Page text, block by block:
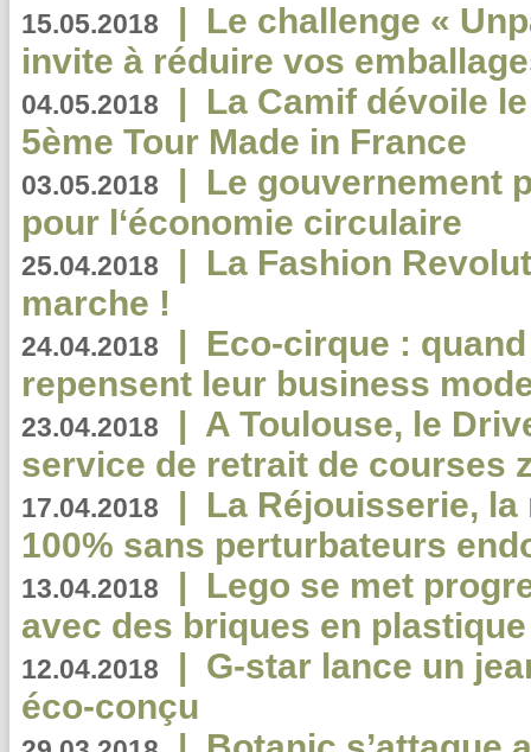
15.05.2018 | Le challenge «
invite à réduire vos
04.05.2018 | La Camif dévoile
5ème Tour Made in France
03.05.2018 | Le gouvernement
pour l‘économie circulaire
25.04.2018 | La Fashion
marche !
24.04.2018 | Eco-cirque :
repensent leur business
23.04.2018 | A Toulouse, le
service de retrait de courses
17.04.2018 | La Réjouisserie,
100% sans perturbateurs
13.04.2018 | Lego se met
avec des briques en
12.04.2018 | G-star lance un
éco-conçu